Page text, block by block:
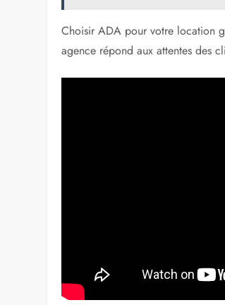
Choisir ADA pour votre location
agence répond aux attentes des